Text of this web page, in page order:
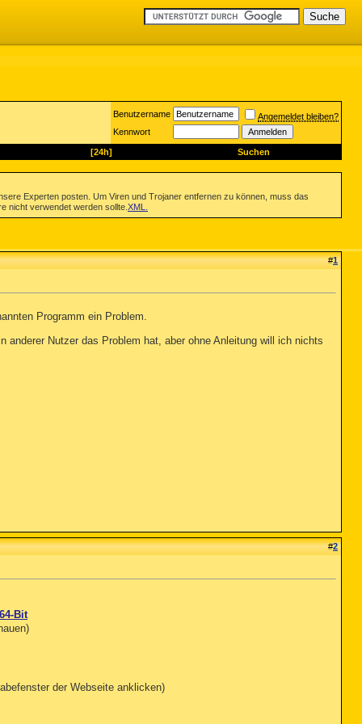
Benutzername
Angemeldet bleiben?
Kennwort
[24h] Suchen
Experten posten. Um Viren und Trojaner entfernen zu können, muss das
nicht verwendet werden sollte. XML
#1
Programm ein Problem.
anderer Nutzer das Problem hat, aber ohne Anleitung will ich nichts
#2
Bit
der Webseite anklicken)